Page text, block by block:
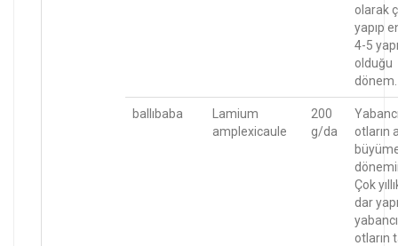
olarak
yapıp
4-5
olduğu
dönem.
ballıbaba
Lamium
amplexicaule
200
g/da
otların
Çok
dar
yabancı
otların